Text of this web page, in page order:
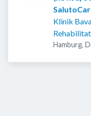
Klinik
Hamburg,